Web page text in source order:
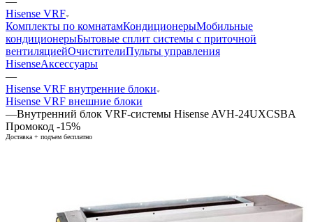
Hisense VRF
Комплекты по комнатамКондиционерыМобильные
кондиционерыБытовые сплит системы с приточной
вентиляциейОчистителиПульты управления
HisenseАксессуары
—
Hisense VRF внутренние блоки
Hisense VRF внешние блоки
—Внутренний блок VRF-системы Hisense AVH-24UXCSBA
Промокод -15%
Доставка + подъем бесплатно